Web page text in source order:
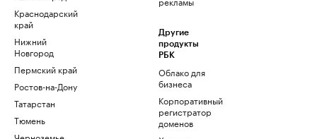
Краснодарский
край
Нижний
Новгород
Пермский край
Ростов-на-Дону
Татарстан
Тюмень
Другие
продукты
РБК
Облако для
бизнеса
Корпоративный
регистратор
доменов